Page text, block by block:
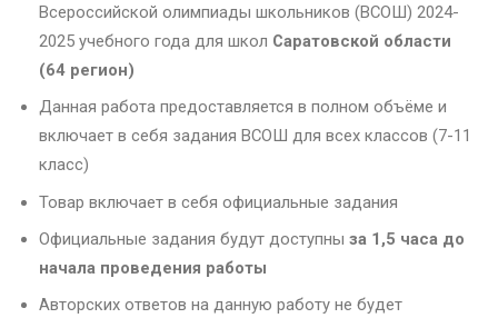
Всероссийской олимпиады школьников (ВСОШ) 2024-
2025 учебного года для школ Саратовской области
(64 регион)
Данная работа предоставляется в полном объёме и
включает в себя задания ВСОШ для всех классов (7-11
класс)
Товар включает в себя официальные задания
Официальные задания будут доступны за 1,5 часа до
начала проведения работы
Авторских ответов на данную работу не будет